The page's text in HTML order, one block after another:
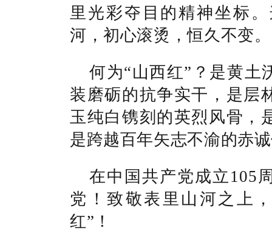
里光彩夺目的精神坐标
河，初心滚烫，恒久不变。
何为“山西红” ？是黄土
装磨砺的抗争实干，是层
玉纯白镌刻的英烈风骨，
是跨越百年矢志不渝的赤
在中国共产党成立 105
党！致敬表里山河之上
红” ！